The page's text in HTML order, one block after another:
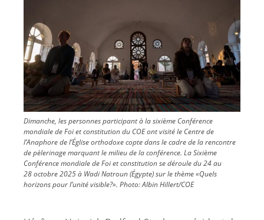
Dimanche, les personnes participant à la sixième Conférence
mondiale de Foi et constitution du COE ont visité le Centre de
l’Anaphore de l’Église orthodoxe copte dans le cadre de la rencontre
de pèlerinage marquant le milieu de la conférence. La Sixième
Conférence mondiale de Foi et constitution se déroule du 24 au
28 octobre 2025 à Wadi Natroun (Égypte) sur le thème «Quels
horizons pour l’unité visible?». Photo: Albin Hillert/COE